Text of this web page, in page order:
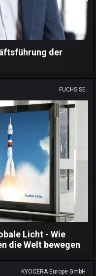
der
FUCHS SE
Licht - Wie
die Welt bewegen
KYOCERA Europe GmbH